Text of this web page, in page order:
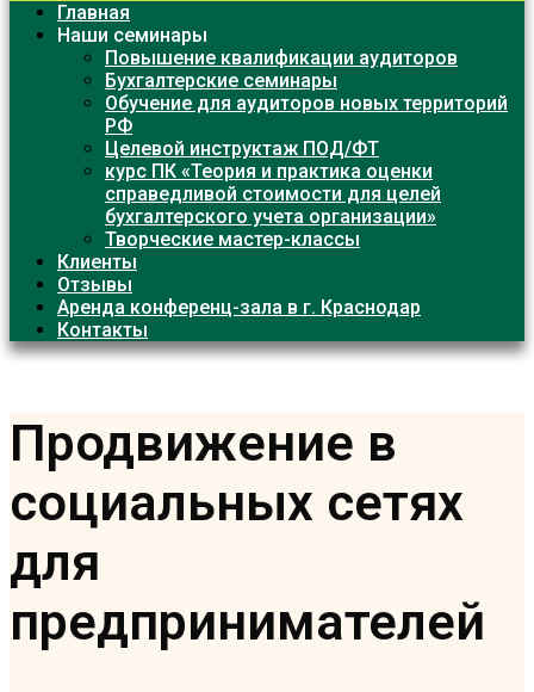
Главная
Наши семинары
Повышение квалификации аудиторов
Бухгалтерские семинары
Обучение для аудиторов новых территорий
РФ
Целевой инструктаж ПОД/ФТ
курс ПК «Теория и практика оценки
справедливой стоимости для целей
бухгалтерского учета организации»
Творческие мастер-классы
Клиенты
Отзывы
Аренда конференц-зала в г. Краснодар
Контакты
Продвижение в
социальных сетях
для
предпринимателей